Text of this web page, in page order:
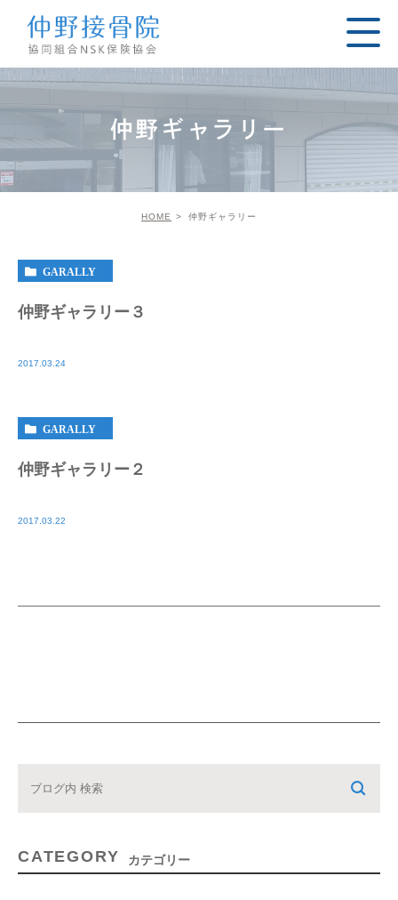
仲野ギャラリー
HOME 仲野ギャラリー
GARALLY
仲野ギャラリー３
2017.03.24
GARALLY
仲野ギャラリー２
2017.03.22
CATEGORY カテゴリー